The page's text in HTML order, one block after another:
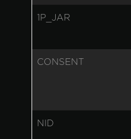
1P_JAR
CONSENT
NID